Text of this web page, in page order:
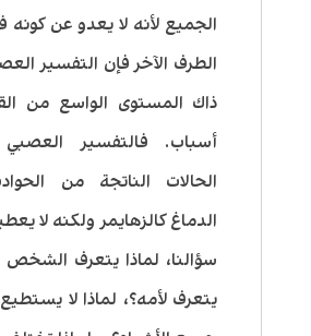
الجميع لأنه لا يعدو عن
الطرف الآخر فإن التفسير
ذاك المستوى الواسع من
أسباب. فالتفسير
الحالات الناتجة من
الدماغ كالزهايمر ولكنه لا
سؤالنا، لماذا يتعرف الشخص
يتعرف لأمه؟، لماذا لا